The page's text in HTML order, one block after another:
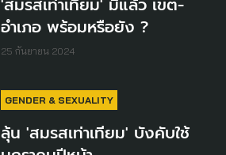
'สมรสเท่าเทียม' มีแล้ว เขต-
อำเภอ พร้อมหรือยัง ?
25 กันยายน 2024
GENDER & SEXUALITY
ลุ้น 'สมรสเท่าเทียม' บังคับใช้